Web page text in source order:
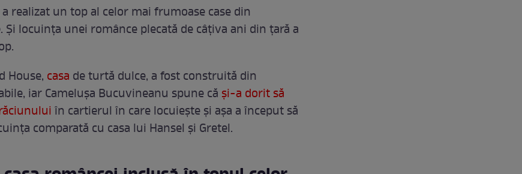
a realizat un top al celor mai frumoase case din
Și locuința unei românce plecată de câțiva ani din țară a
House, casa de turtă dulce, a fost construită din
iar Camelușa Bucuvineanu spune că și-a dorit să
în cartierul în care locuiește și așa a început să
comparată cu casa lui Hansel și Gretel.